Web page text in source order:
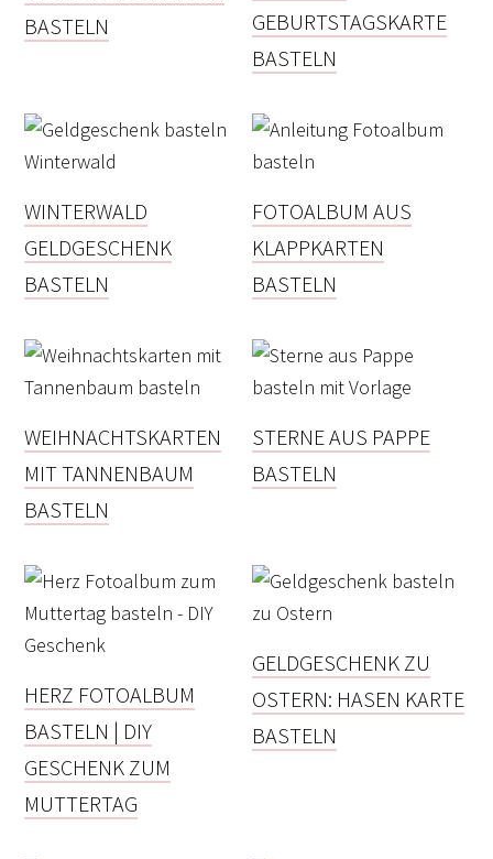
BASTELN
GEBURTSTAGSKARTE
BASTELN
WINTERWALD
GELDGESCHENK
BASTELN
FOTOALBUM AUS
KLAPPKARTEN
BASTELN
WEIHNACHTSKARTEN
MIT TANNENBAUM
BASTELN
STERNE AUS PAPPE
BASTELN
HERZ FOTOALBUM
BASTELN | DIY
GESCHENK ZUM
MUTTERTAG
GELDGESCHENK ZU
OSTERN: HASEN KARTE
BASTELN